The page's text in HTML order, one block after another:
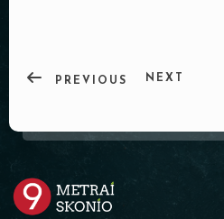
PREVIOUS NEXT